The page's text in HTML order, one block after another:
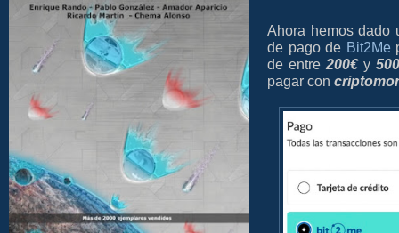
Ahora hemos dado
de pago de Bit2Me
de entre 200€y
pagar con